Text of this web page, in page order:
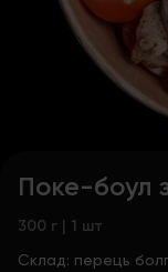
Поке-боул
300 г | 1 шт
Склад: перець